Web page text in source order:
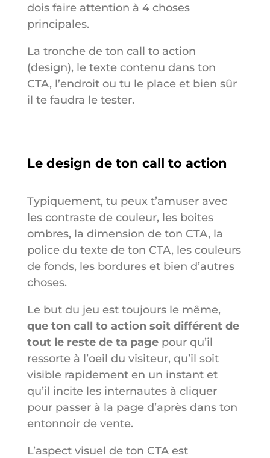
dois faire attention à 4 choses
principales.
La tronche de ton call to action
(design), le texte contenu dans ton
CTA, l’endroit ou tu le place et bien sûr
il te faudra le tester.
Le design de ton call to action
Typiquement, tu peux t’amuser avec
les contraste de couleur, les boites
ombres, la dimension de ton CTA, la
police du texte de ton CTA, les couleurs
de fonds, les bordures et bien d’autres
choses.
Le but du jeu est toujours le même,
que ton call to action soit différent de
tout le reste de ta pagepour qu’il
ressorte à l’oeil du visiteur, qu’il soit
visible rapidement en un instant et
qu’il incite les internautes à cliquer
pour passer à la page d’après dans ton
entonnoir de vente.
L’aspect visuel de ton CTA est